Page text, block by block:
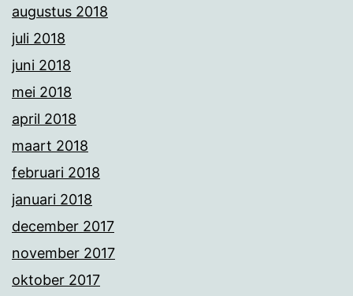
augustus 2018
juli 2018
juni 2018
mei 2018
april 2018
maart 2018
februari 2018
januari 2018
december 2017
november 2017
oktober 2017